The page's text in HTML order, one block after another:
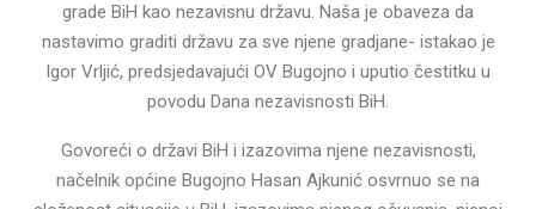
grade BiH kao nezavisnu državu. Naša je obaveza da
nastavimo graditi državu za sve njene gradjane- istakao je
Igor Vrljić, predsjedavajući OV Bugojno i uputio čestitku u
povodu Dana nezavisnosti BiH.
Govoreći o državi BiH i izazovima njene nezavisnosti,
načelnik općine Bugojno Hasan Ajkunić osvrnuo se na